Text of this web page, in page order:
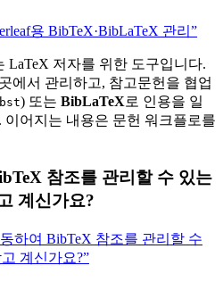
용 BibTeX·BibLaTeX 관리”
LaTeX 저자를 위한 도구입니다.
에서 관리하고, 참고문헌을 협업
) 또는 BibLaTeX로 인용을 일
어지는 내용은 문헌 워크플로를
참조를 관리할 수 있는
계신가요?
하여 BibTeX 참조를 관리할 수
계신가요?”